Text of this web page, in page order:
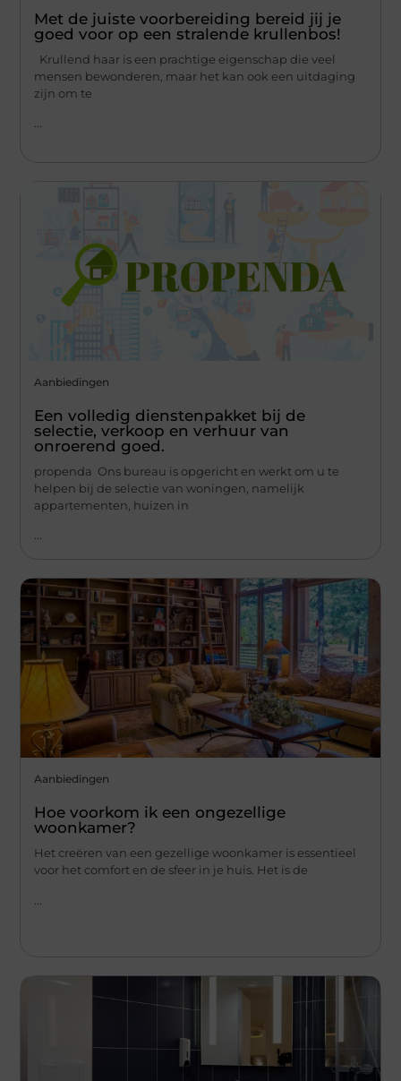
Met de juiste voorbereiding bereid jij je
goed voor op een stralende krullenbos!
Krullend haar is een prachtige eigenschap die veel
mensen bewonderen, maar het kan ook een uitdaging
zijn om te
Aanbiedingen
Een volledig dienstenpakket bij de
selectie, verkoop en verhuur van
onroerend goed.
propenda Ons bureau is opgericht en werkt om u te
helpen bij de selectie van woningen, namelijk
appartementen, huizen in
...
Aanbiedingen
Hoe voorkom ik een ongezellige
woonkamer?
Het creëren van een gezellige woonkamer is essentieel
voor het comfort en de sfeer in je huis. Het is de